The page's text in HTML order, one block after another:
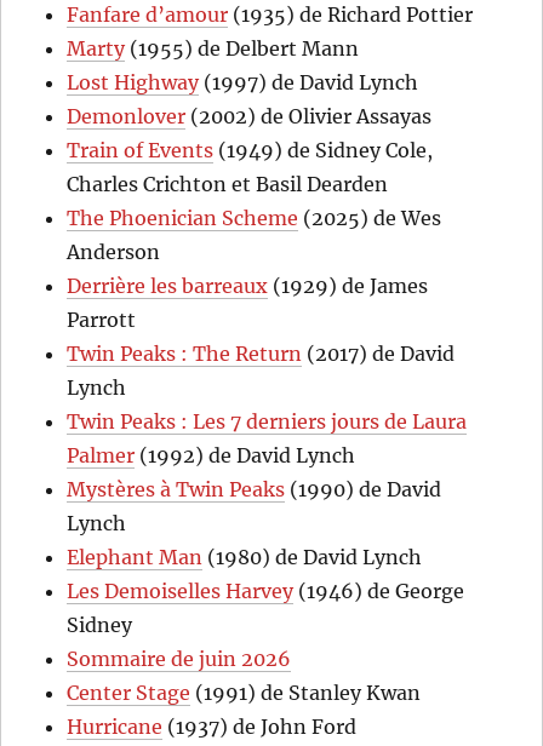
Fanfare d’amour (1935) de Richard Pottier
Marty(1955) de Delbert Mann
Lost Highway(1997) de David Lynch
Demonlover (2002) de Olivier Assayas
Train of Events (1949) de Sidney Cole,
Charles Crichton et Basil Dearden
The Phoenician Scheme (2025) de Wes
Anderson
Derrière les barreaux (1929) de James
Parrott
Twin Peaks : The Return (2017) de David
Lynch
Twin Peaks : Les 7 derniers jours de Laura
Palmer (1992) de David Lynch
Mystères à Twin Peaks (1990) de David
Lynch
Elephant Man (1980) de David Lynch
Les Demoiselles Harvey(1946) de George
Sidney
Sommaire de juin 2026
Center Stage (1991) de Stanley Kwan
Hurricane (1937) de John Ford